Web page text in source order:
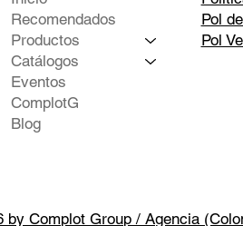
Recomendados
Productos
Catálogos
Eventos
ComplotG
Blog
Pol
Pol
by Complot Group / Agencia